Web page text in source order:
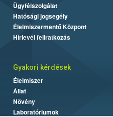
Ügyfélszolgálat
Hatósági jogsegély
Élelmiszermentő Központ
Hírlevél feliratkozás
Gyakori kérdések
Élelmiszer
Állat
Növény
Laboratóriumok